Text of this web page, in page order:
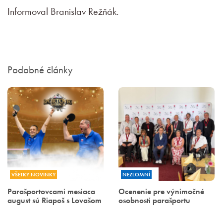
Informoval Branislav Režňák.
Podobné články
VŠETKY NOVINKY
Parašportovcami mesiaca
august sú Riapoš s Lovašom
NEZLOMNÍ
Ocenenie pre výnimočné
osobnosti parašportu